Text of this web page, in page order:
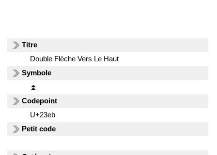
Titre
Double Flèche Vers Le Haut
Symbole
⏫
Codepoint
U+23eb
Petit code